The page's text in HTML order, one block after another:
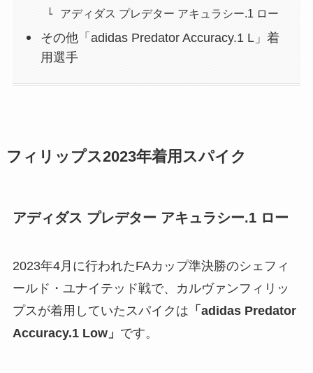
アディダス プレデター アキュラシー.1 ロー
その他「adidas Predator Accuracy.1 L」着
用選手
フィリップス2023年着用スパイク
アディダス プレデター アキュラシー.1 ロー
2023年4月に行われたFAカップ準決勝のシェフィ
ールド・ユナイテッド戦で、カルヴァンフィリッ
プスが着用していたスパイクは 「adidas Predator
Accuracy.1 Low」 です。